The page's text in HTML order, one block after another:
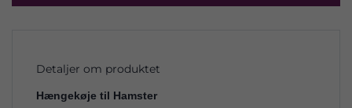
Detaljer om produktet
Hængekøje til Hamster